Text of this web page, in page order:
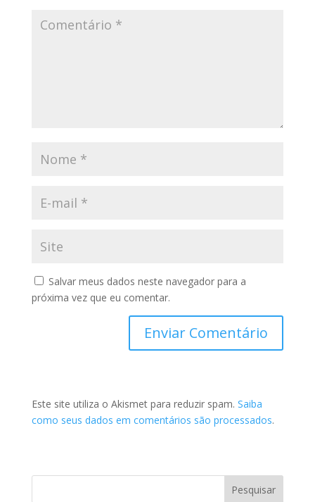
Salvar meus dados neste navegador para a
próxima vez que eu comentar.
Este site utiliza o Akismet para reduzir spam. Saiba
como seus dados em comentários são processados.